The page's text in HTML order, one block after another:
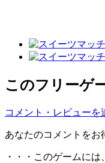
このフリーゲ
コメント・レビューを
あなたのコメントをお
・・・このゲームに